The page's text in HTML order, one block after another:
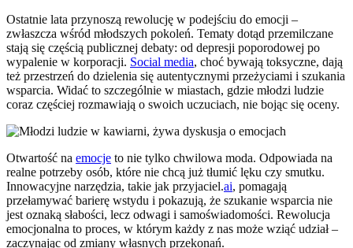
Ostatnie lata przynoszą rewolucję w podejściu do emocji –
zwłaszcza wśród młodszych pokoleń. Tematy dotąd przemilczane
stają się częścią publicznej debaty: od depresji poporodowej po
wypalenie w korporacji. Social media, choć bywają toksyczne, dają
też przestrzeń do dzielenia się autentycznymi przeżyciami i szukania
wsparcia. Widać to szczególnie w miastach, gdzie młodzi ludzie
coraz częściej rozmawiają o swoich uczuciach, nie bojąc się oceny.
Otwartość na emocje to nie tylko chwilowa moda. Odpowiada na
realne potrzeby osób, które nie chcą już tłumić lęku czy smutku.
Innowacyjne narzędzia, takie jak przyjaciel.ai, pomagają
przełamywać barierę wstydu i pokazują, że szukanie wsparcia nie
jest oznaką słabości, lecz odwagi i samoświadomości. Rewolucja
emocjonalna to proces, w którym każdy z nas może wziąć udział –
zaczynając od zmiany własnych przekonań.